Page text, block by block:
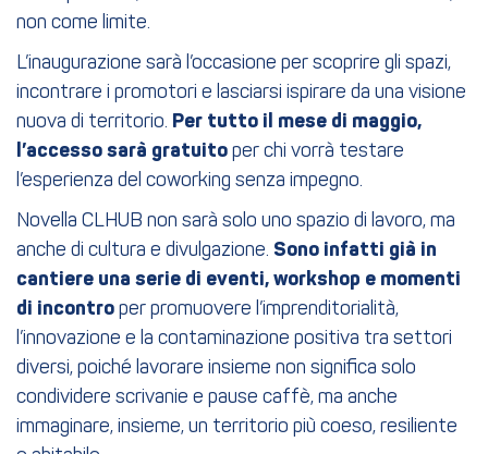
non come limite.
L’inaugurazione sarà l’occasione per scoprire gli spazi,
incontrare i promotori e lasciarsi ispirare da una visione
nuova di territorio. Per tutto il mese di maggio,
l’accesso sarà gratuito per chi vorrà testare
l’esperienza del coworking senza impegno.
Novella CLHUB non sarà solo uno spazio di lavoro, ma
anche di cultura e divulgazione. Sono infatti già in
cantiere una serie di eventi, workshop e momenti
di incontro per promuovere l’imprenditorialità,
l’innovazione e la contaminazione positiva tra settori
diversi, poiché lavorare insieme non significa solo
condividere scrivanie e pause caffè, ma anche
immaginare, insieme, un territorio più coeso, resiliente